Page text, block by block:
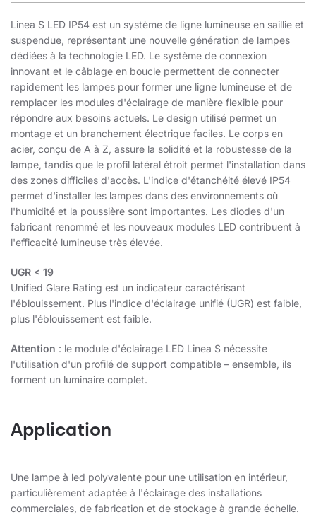
Linea S LED IP54 est un système de ligne lumineuse en saillie et
suspendue, représentant une nouvelle génération de lampes
dédiées à la technologie LED. Le système de connexion
innovant et le câblage en boucle permettent de connecter
rapidement les lampes pour former une ligne lumineuse et de
remplacer les modules d'éclairage de manière flexible pour
répondre aux besoins actuels. Le design utilisé permet un
montage et un branchement électrique faciles. Le corps en
acier, conçu de A à Z, assure la solidité et la robustesse de la
lampe, tandis que le profil latéral étroit permet l'installation dans
des zones difficiles d'accès. L'indice d'étanchéité élevé IP54
permet d'installer les lampes dans des environnements où
l'humidité et la poussière sont importantes. Les diodes d'un
fabricant renommé et les nouveaux modules LED contribuent à
l'efficacité lumineuse très élevée.
UGR < 19
Unified Glare Rating est un indicateur caractérisant
l'éblouissement. Plus l'indice d'éclairage unifié (UGR) est faible,
plus l'éblouissement est faible.
Attention : le module d'éclairage LED Linea S nécessite
l'utilisation d'un profilé de support compatible – ensemble, ils
forment un luminaire complet.
Application
Une lampe à led polyvalente pour une utilisation en intérieur,
particulièrement adaptée à l'éclairage des installations
commerciales, de fabrication et de stockage à grande échelle.